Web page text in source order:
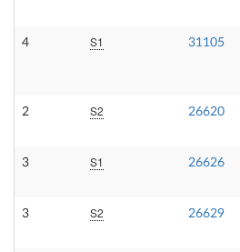
4 S1 31105
2 S2 26620
3 S1 26626
3 S2 26629